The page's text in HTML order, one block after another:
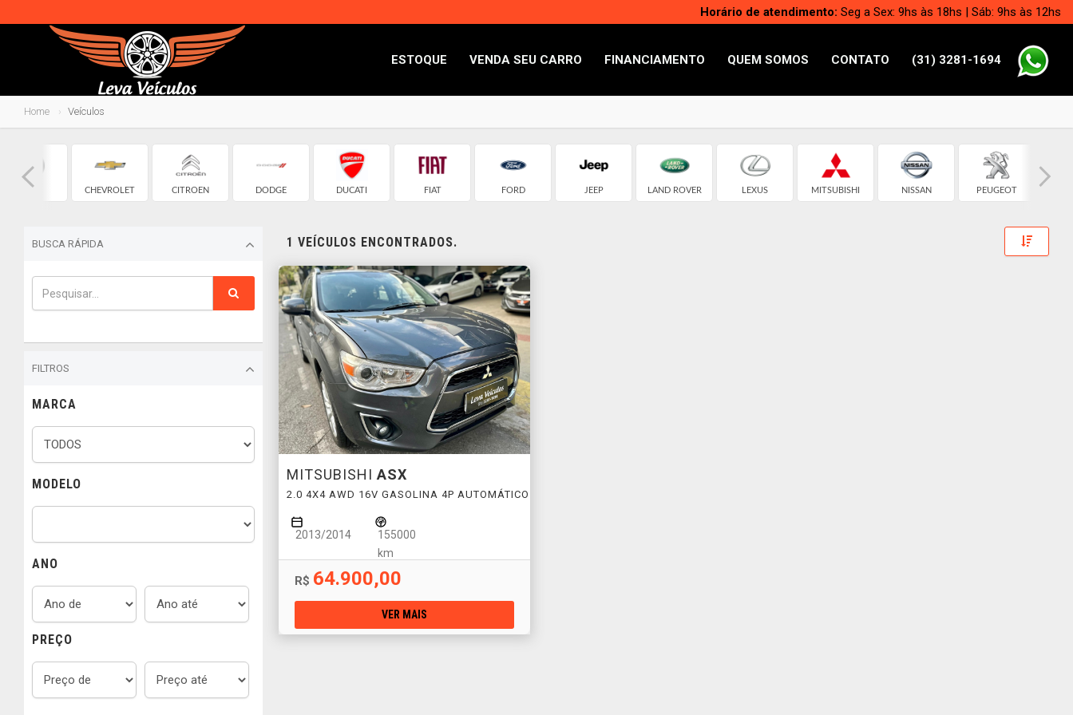
Horário de atendimento: Seg a Sex: 9hs às 18hs | Sáb: 9hs às 12hs
ESTOQUE VENDA SEU CARRO FINANCIAMENTO QUEM SOMOS CONTATO (31) 3281-1694
Home Veículos
BMW CHEVROLET CITROEN DODGE DUCATI FIAT FORD JEEP LAND ROVER LEXUS MITSUBISHI NISSAN PEUGEOT
BUSCA RÁPIDA
FILTROS
MARCA
MODELO
ANO
PREÇO
1 VEÍCULOS ENCONTRADOS. Toggle
MITSUBISHIASX
2.0 4X4 AWD 16V GASOLINA 4P AUTOMÁTICO
2013/2014
155000
km
R$ 64.900,00
VER MAIS